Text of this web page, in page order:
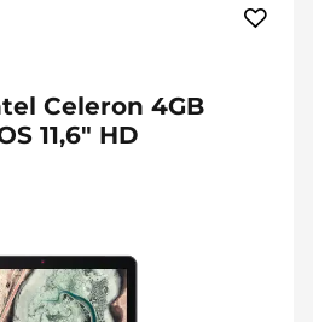
Celeron 4GB
11,6" HD